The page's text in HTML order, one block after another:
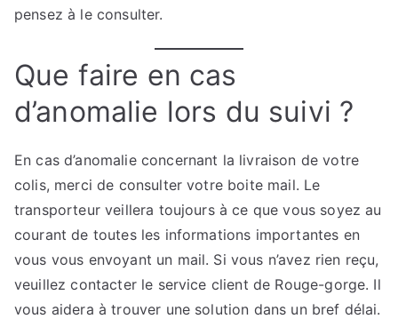
pensez à le consulter.
Que faire en cas
d’anomalie lors du suivi ?
En cas d’anomalie concernant la livraison de votre
colis, merci de consulter votre boite mail. Le
transporteur veillera toujours à ce que vous soyez au
courant de toutes les informations importantes en
vous vous envoyant un mail. Si vous n’avez rien reçu,
veuillez contacter le service client de Rouge-gorge. Il
vous aidera à trouver une solution dans un bref délai.